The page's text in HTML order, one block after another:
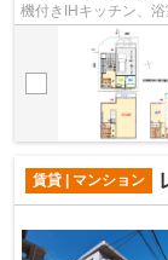
機付きIHキッチン、
事とくつろぎを支え
賃貸 | マンション